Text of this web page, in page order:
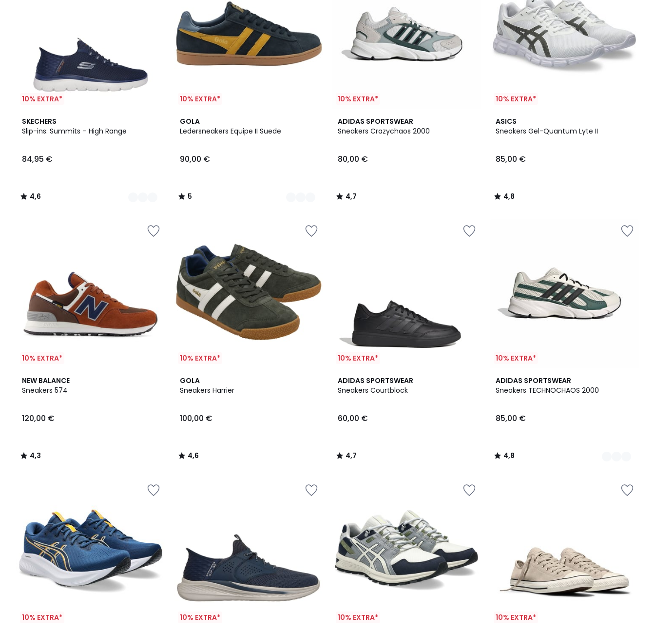
10% EXTRA*
SKECHERS
Slip-ins: Summits – High Range
84,95 €
4,6
/ 5
2
Farben
4,6
/
10% EXTRA*
GOLA
Ledersneakers Equipe II Suede
90,00 €
5
/
2
Farben
5
/
10% EXTRA*
ADIDAS SPORTSWEAR
Sneakers Crazychaos 2000
80,00 €
4,7
/ 5
4,7
/
10% EXTRA*
ASICS
Sneakers Gel-Quantum Lyte II
85,00 €
4,8
/ 5
4,8
/
10% EXTRA*
NEW BALANCE
Sneakers 574
120,00 €
4,3
/ 5
4,3
/
10% EXTRA*
GOLA
Sneakers Harrier
100,00 €
4,6
/ 5
4,6
/
10% EXTRA*
ADIDAS SPORTSWEAR
Sneakers Courtblock
60,00 €
4,7
/ 5
4,7
/
10% EXTRA*
ADIDAS SPORTSWEAR
Sneakers TECHNOCHAOS 2000
85,00 €
4,8
/ 5
2
Farben
4,8
/
10% EXTRA* 10% EXTRA* 10% EXTRA* 10% EXTRA*